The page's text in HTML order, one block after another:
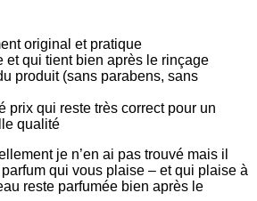
original et pratique
et qui tient bien après le rinçage
produit (sans parabens, sans
prix qui reste très correct pour un
qualité
je n’en ai pas trouvé mais il
qui vous plaise – et qui plaise à
reste parfumée bien après le